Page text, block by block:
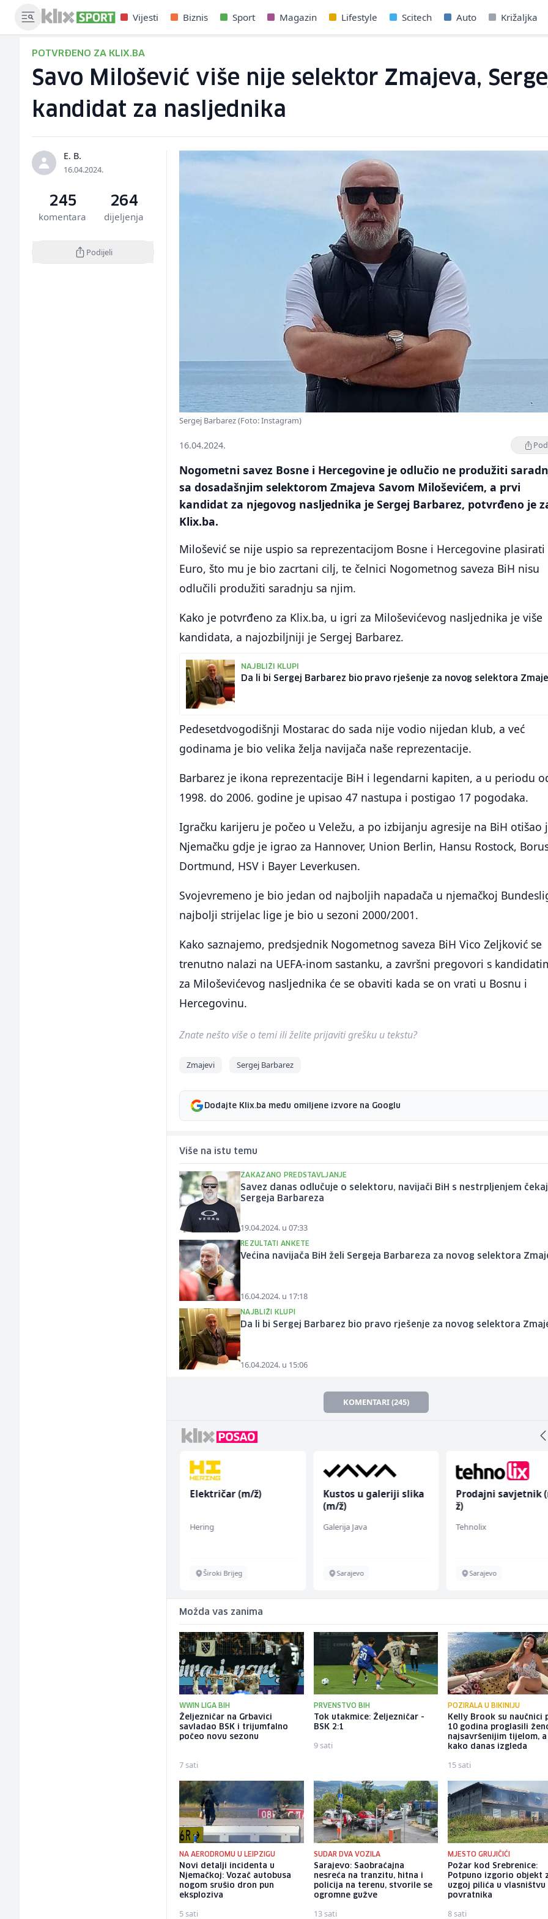
Vijesti Biznis Sport Magazin Lifestyle Scitech Auto Križaljka
POTVRĐENO ZA KLIX.BA
Savo Milošević više nije selektor Zmajeva,
kandidat za nasljednika
E. B.
16.04.2024.
245
komentara
264
dijeljenja
Podijeli
Sergej Barbarez (Foto: Instagram)
16.04.2024.
Nogometni savez Bosne i Hercegovine je odlučio ne produžiti
sa dosadašnjim selektorom Zmajeva Savom Miloševićem, a prvi
kandidat za njegovog nasljednika je Sergej Barbarez, potvrđeno je
Klix.ba.
Milošević se nije uspio sa reprezentacijom Bosne i Hercegovine plasirati
Euro, što mu je bio zacrtani cilj, te čelnici Nogometnog saveza BiH nisu
odlučili produžiti saradnju sa njim.
Kako je potvrđeno za Klix.ba, u igri za Miloševićevog nasljednika je više
kandidata, a najozbiljniji je Sergej Barbarez.
NAJBLIŽI KLUPI
Da li bi Sergej Barbarez bio pravo rješenje za novog selektora
Pedesetdvogodišnji Mostarac do sada nije vodio nijedan klub, a već
godinama je bio velika želja navijača naše reprezentacije.
Barbarez je ikona reprezentacije BiH i legendarni kapiten, a u periodu
1998. do 2006. godine je upisao 47 nastupa i postigao 17 pogodaka.
Igračku karijeru je počeo u Veležu, a po izbijanju agresije na BiH otišao
Njemačku gdje je igrao za Hannover, Union Berlin, Hansu Rostock,
Dortmund, HSV i Bayer Leverkusen.
Svojevremeno je bio jedan od najboljih napadača u njemačkoj
najbolji strijelac lige je bio u sezoni 2000/2001.
Kako saznajemo, predsjednik Nogometnog saveza BiH Vico Zeljković se
trenutno nalazi na UEFA-inom sastanku, a završni pregovori s
za Miloševićevog nasljednika će se obaviti kada se on vrati u Bosnu i
Hercegovinu.
Znate nešto više o temi ili želite prijaviti grešku u tekstu?
Zmajevi Sergej Barbarez
Dodajte Klix.ba među omiljene izvore na Googlu
Više na istu temu
ZAKAZANO PREDSTAVLJANJE
Savez danas odlučuje o selektoru, navijači BiH s nestrpljenjem
Sergeja Barbareza
19.04.2024. u 07:33
REZULTATI ANKETE
Većina navijača BiH želi Sergeja Barbareza za novog selektora
16.04.2024. u 17:18
NAJBLIŽI KLUPI
Da li bi Sergej Barbarez bio pravo rješenje za novog selektora
16.04.2024. u 15:06
KOMENTARI (245)
Električar (m/ž)
Hering
Široki Brijeg
Kustos u galeriji slika
(m/ž)
Galerija Java
Sarajevo
Prodajni savjetnik
ž)
Tehnolix
Sarajevo
Možda vas zanima
WWIN LIGA BIH
Željezničar na Grbavici
savladao BSK i trijumfalno
počeo novu sezonu
7 sati
PRVENSTVO BIH
Tok utakmice: Željezničar -
BSK 2:1
9 sati
POZIRALA U BIKINIJU
Kelly Brook su naučnici
10 godina proglasili
najsavršenijim tijelom, a
kako danas izgleda
15 sati
NA AERODROMU U LEIPZIGU
Novi detalji incidenta u
Njemačkoj: Vozač autobusa
nogom srušio dron pun
eksploziva
5 sati
SUDAR DVA VOZILA
Sarajevo: Saobraćajna
nesreća na tranzitu, hitna i
policija na terenu, stvorile se
ogromne gužve
13 sati
MJESTO GRUJIČIĆI
Požar kod Srebrenice:
Potpuno izgorio objekt
uzgoj pilića u vlasništvu
povratnika
8 sati